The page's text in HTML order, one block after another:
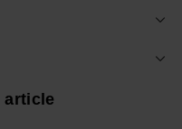
article